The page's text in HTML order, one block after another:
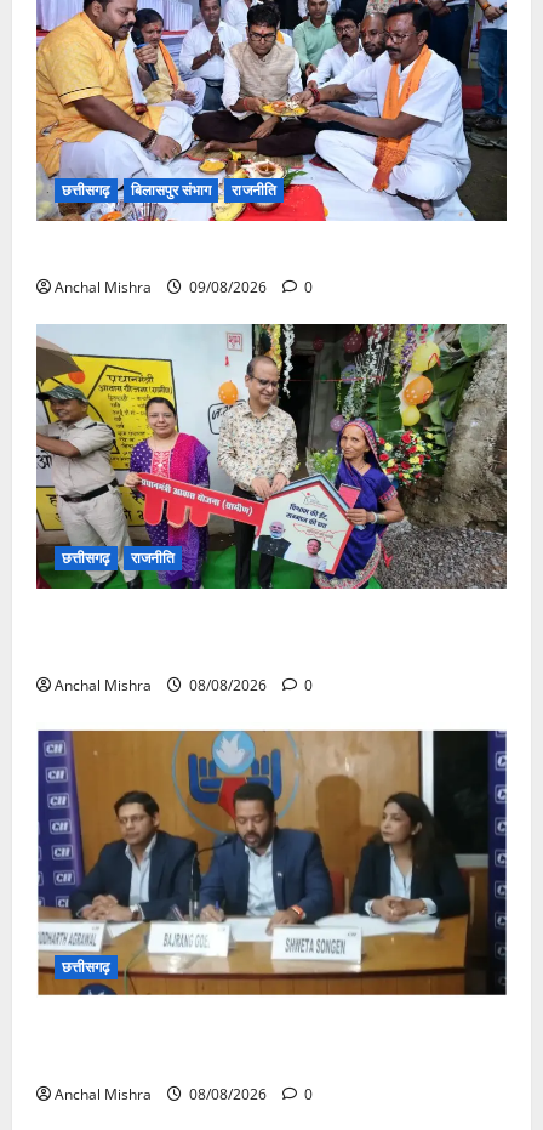
छत्तीसगढ़ बिलासपुर संभाग राजनीति
Anchal Mishra 09/08/2026 0
छत्तीसगढ़ राजनीति
Anchal Mishra 08/08/2026 0
छत्तीसगढ़
Anchal Mishra 08/08/2026 0